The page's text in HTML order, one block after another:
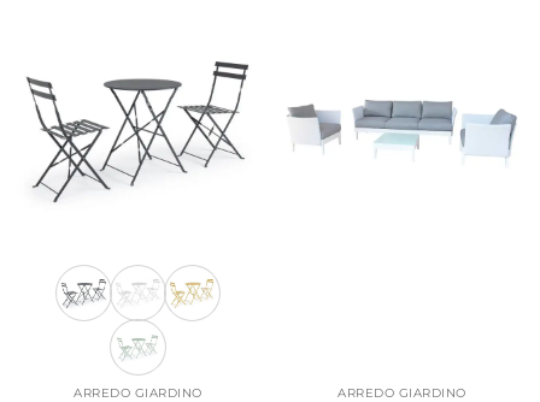
ARREDO GIARDINO ARREDO GIARDINO